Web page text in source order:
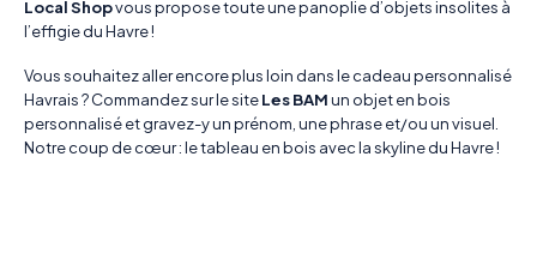
Local Shopvous propose toute une panoplie d’objets insolites à
l’effigie du Havre !
Vous souhaitez aller encore plus loin dans le cadeau personnalisé
Havrais ? Commandez sur le siteLes BAMun objet en bois
personnalisé et gravez-y un prénom, une phrase et/ou un visuel.
Notre coup de cœur : le tableau en bois avec la skyline du Havre !